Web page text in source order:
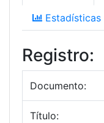
Estadísticas
Registro:
Documento:
Título: